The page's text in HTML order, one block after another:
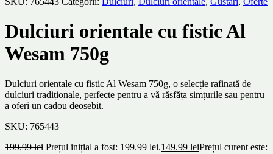
Dulciuri orientale cu fistic Al
Wesam 750g
Dulciuri orientale cu fistic Al Wesam 750g, o selecție rafinată de
dulciuri tradiționale, perfecte pentru a vă răsfăța simțurile sau pentru
a oferi un cadou deosebit.
SKU: 765443
199.99lei Prețul inițial a fost: 199.99 lei.149.99 leiPrețul curent este: